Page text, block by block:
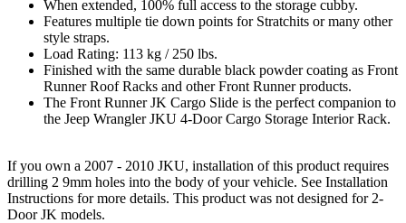
When extended, 100% full access to the storage cubby.
Features multiple tie down points for Stratchits or many other
style straps.
Load Rating: 113 kg / 250 lbs.
Finished with the same durable black powder coating as Front
Runner Roof Racks and other Front Runner products.
The Front Runner JK Cargo Slide is the perfect companion to
the Jeep Wrangler JKU 4-Door Cargo Storage Interior Rack.
If you own a 2007 - 2010 JKU, installation of this product requires
drilling 2 9mm holes into the body of your vehicle. See Installation
Instructions for more details. This product was not designed for 2-
Door JK models.